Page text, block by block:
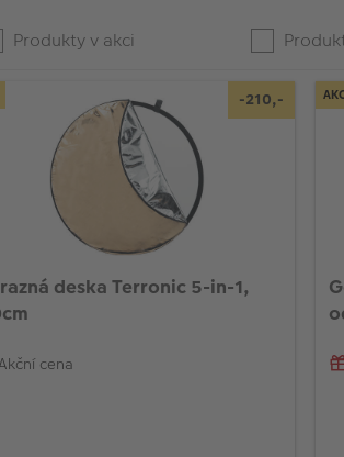
Produkty v akci
-210,-
deska Terronic 5-in-1,
cena